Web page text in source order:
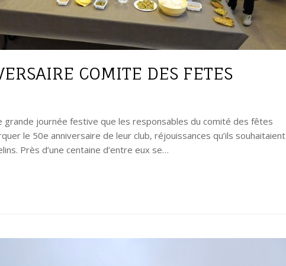
COMITE DES FETES
grande journée festive que les responsables du comité des fêtes
le 50e anniversaire de leur club, réjouissances qu’ils souhaitaient
Près d’une centaine d’entre eux se…